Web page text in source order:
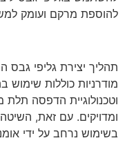
להוספת מרקם ועומק
תהליך יצירת גליפי
וטכנולוגיית הדפסה תלת
ומדויקים. עם זאת,
בשימוש נרחב על ידי